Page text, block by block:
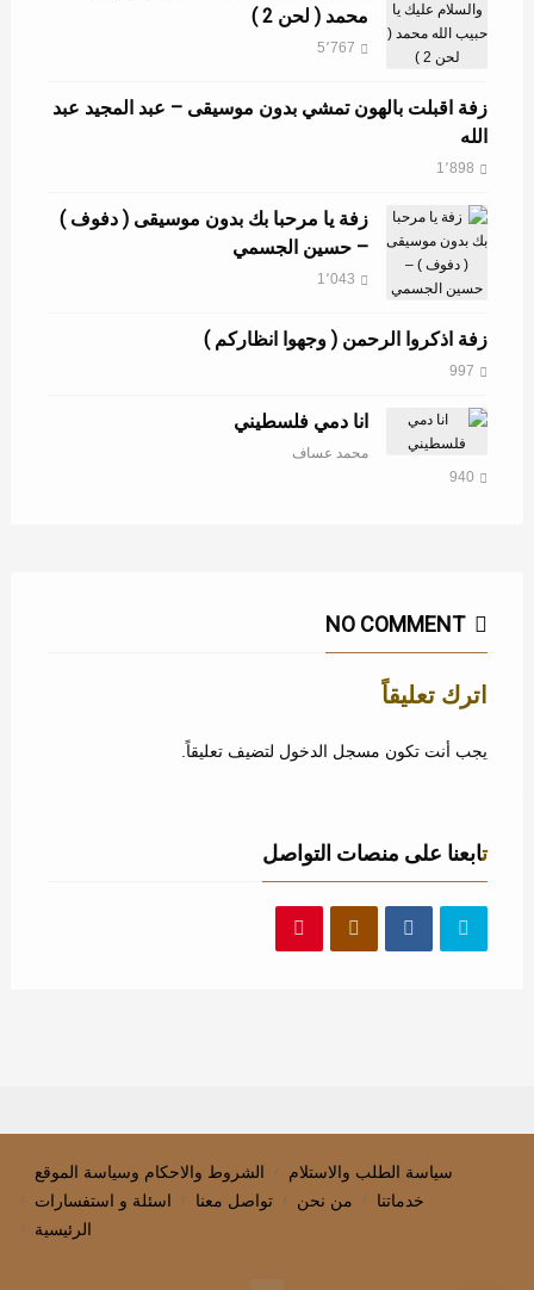
محمد ( لحن 2 )
5٬767
زفة اقبلت بالهون تمشي بدون موسيقى – عبد المجيد عبد
الله
1٬898
زفة يا مرحبا بك بدون موسيقى ( دفوف )
– حسين الجسمي
1٬043
زفة اذكروا الرحمن ( وجهوا انظاركم )
997
انا دمي فلسطيني
محمد عساف
940
NO COMMENT
اترك تعليقاً
يجب أنت تكون مسجل الدخول لتضيف تعليقاً.
تابعنا على منصات التواصل
الشروط والاحكام وسياسة الموقع
سياسة الطلب والاستلام
اسئلة و استفسارات
تواصل معنا من نحن
خدماتنا
الرئيسية